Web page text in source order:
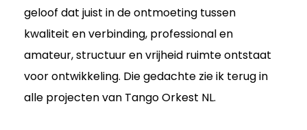
geloof dat juist in de ontmoeting tussen
kwaliteit en verbinding, professional en
amateur, structuur en vrijheid ruimte ontstaat
voor ontwikkeling. Die gedachte zie ik terug in
alle projecten van Tango Orkest NL.